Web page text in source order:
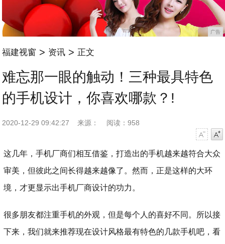
广告
福建视窗 > 资讯 > 正文
难忘那一眼的触动！三种最具特色
的手机设计，你喜欢哪款？!
2020-12-29 09:42:27 来源：
阅读：958
这几年，手机厂商们相互借鉴，打造出的手机越来越符合大众
审美，但彼此之间长得越来越像了。然而，正是这样的大环
境，才更显示出手机厂商设计的功力。
很多朋友都注重手机的外观，但是每个人的喜好不同。所以接
下来，我们就来推荐现在设计风格最有特色的几款手机吧，看